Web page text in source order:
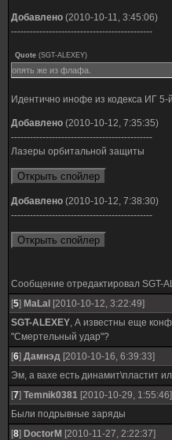
Добавлено (2010-10-11, 3:45:06)
---------------------------------------------
Quote (SGT-ALEXEY)
опять же из флафа.
Идентично инофе из кодекса ИГ 5-
Добавлено (2010-10-12, 7:35:35)
---------------------------------------------
Лазеры орбитальной защиты
Добавлено (2010-10-12, 7:38:30)
---------------------------------------------
Сообщение отредактировал SGT-
[5] MaLal [2010-10-12, 3:22:49]
SGT-ALEXEY, А известны еще
"Смертельный удар"?
[6] Дамнэд [2010-10-16, 6:39:33]
Эм, а вахе есть динамит\пластит
[7] Temnik0381 [2010-10-29, 1:55:46]
Были подрывные заряды
[8] DoctorM [2010-11-27, 2:22:37]